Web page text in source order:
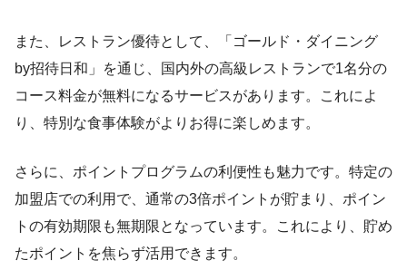
また、レストラン優待として、「ゴールド・ダイニング
by招待日和」を通じ、国内外の高級レストランで1名分の
コース料金が無料になるサービスがあります。これによ
り、特別な食事体験がよりお得に楽しめます。
さらに、ポイントプログラムの利便性も魅力です。特定の
加盟店での利用で、通常の3倍ポイントが貯まり、ポイン
トの有効期限も無期限となっています。これにより、貯め
たポイントを焦らず活用できます。